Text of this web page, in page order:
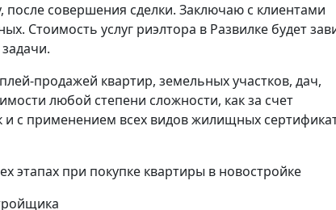
после совершения сделки. Заключаю с клиентами
Стоимость услуг риэлтора в Развилке будет
продажей квартир, земельных участков, дач,
любой степени сложности, как за счет
и с применением всех видов жилищных
при покупке квартиры в новостройке